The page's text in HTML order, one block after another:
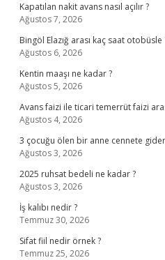
Kapatılan nakit avans nasıl açılır ?
Ağustos 7, 2026
Bingöl Elazığ arası kaç saat otobüsle
Ağustos 6, 2026
Kentin maaşı ne kadar ?
Ağustos 5, 2026
Avans faizi ile ticari temerrüt faizi
Ağustos 4, 2026
3 çocuğu ölen bir anne cennete
Ağustos 3, 2026
2025 ruhsat bedeli ne kadar ?
Ağustos 3, 2026
İş kalıbı nedir ?
Temmuz 30, 2026
Sifat fiil nedir örnek ?
Temmuz 25, 2026